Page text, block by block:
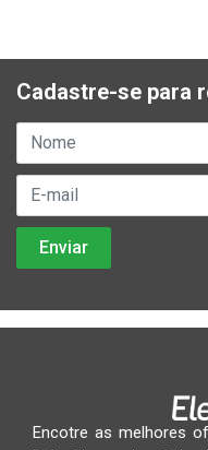
Cadastre-se para
Encotre as melhores